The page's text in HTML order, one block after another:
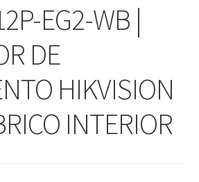
EG2-WB |
DE
HIKVISION
INTERIOR